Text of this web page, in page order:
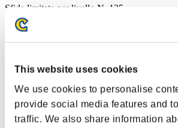
This website uses cookies
We use cookies to personalise
provide social media features and
traffic. We also share information
Sfida limitata per livello N. 125
05.07.2016 15:00 (JST) - 11.07.2016
Classifiche